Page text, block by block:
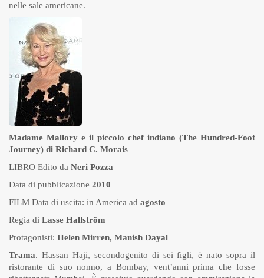
nelle sale americane.
Madame Mallory e il piccolo chef indiano (The Hundred-Foot
Journey) di Richard C. Morais
LIBRO Edito da Neri Pozza
Data di pubblicazione 2010
FILM Data di uscita: in America ad agosto
Regia di Lasse Hallström
Protagonisti: Helen Mirren, Manish Dayal
Trama. Hassan Haji, secondogenito di sei figli, è nato sopra il
ristorante di suo nonno, a Bombay, vent’anni prima che fosse